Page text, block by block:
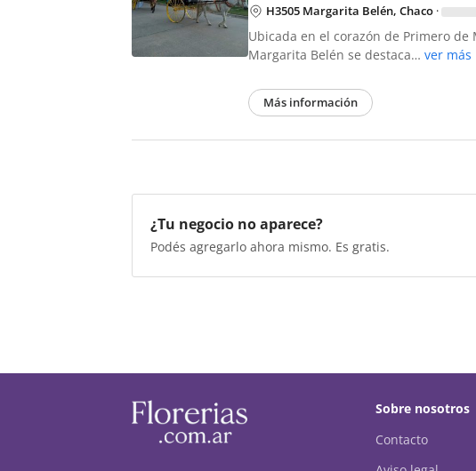
H3505 Margarita Belén, Chaco ·
Ubicada en el corazón de Primero de
Margarita Belén se destaca…ver más
Más información
¿Tu negocio no aparece?
Podés agregarlo ahora mismo. Es gratis.
Sobre nosotros
Contacto